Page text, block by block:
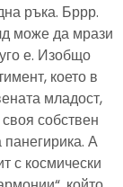
ръка. Бррр.
може да мрази
е. Изобщо
което в
младост,
собствен
А
с космически